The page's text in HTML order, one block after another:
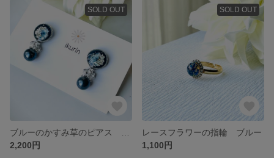
SOLD OUT
2,200円
SOLD OUT
レースフラワーの指輪 ブルー
1,100円